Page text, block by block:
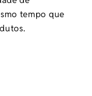
tempo que